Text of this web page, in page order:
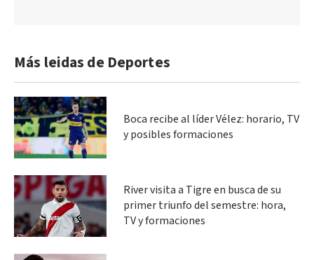
Más leidas de Deportes
Boca recibe al líder Vélez: horario, TV
y posibles formaciones
River visita a Tigre en busca de su
primer triunfo del semestre: hora,
TV y formaciones